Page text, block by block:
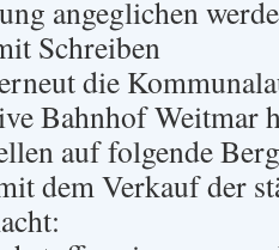
angeglichen
Schreiben
die
Bahnhof Weitmar
auf folgende
dem Verkauf der